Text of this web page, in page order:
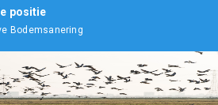
positie
Bodemsanering